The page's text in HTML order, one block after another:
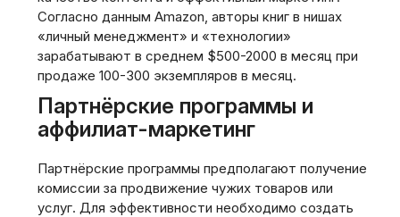
Согласно данным Amazon, авторы книг в нишах
«личный менеджмент» и «технологии»
зарабатывают в среднем $500-2000 в месяц при
продаже 100-300 экземпляров в месяц.
Партнёрские программы и
аффилиат-маркетинг
Партнёрские программы предполагают получение
комиссии за продвижение чужих товаров или
услуг. Для эффективности необходимо создать